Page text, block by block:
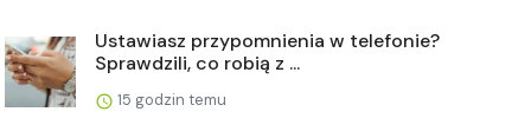
Ustawiasz przypomnienia w telefonie?
Sprawdzili, co robią z ...
15 godzin temu